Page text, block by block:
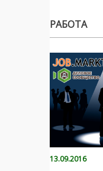
РАБОТА
13.09.2016